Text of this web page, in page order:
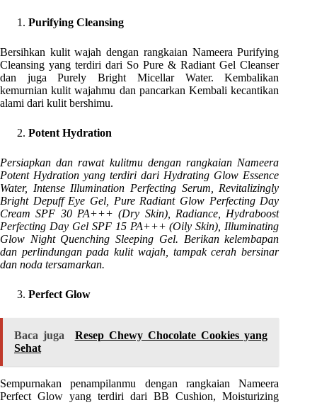
Purifying Cleansing
Bersihkan kulit wajah dengan rangkaian Nameera Purifying
Cleansing yang terdiri dari So Pure & Radiant Gel Cleanser
dan juga Purely Bright Micellar Water. Kembalikan
kemurnian kulit wajahmu dan pancarkan Kembali kecantikan
alami dari kulit bershimu.
Potent Hydration
Persiapkan dan rawat kulitmu dengan rangkaian Nameera
Potent Hydration yang terdiri dari Hydrating Glow Essence
Water, Intense Illumination Perfecting Serum, Revitalizingly
Bright Depuff Eye Gel, Pure Radiant Glow Perfecting Day
Cream SPF 30 PA+++ (Dry Skin), Radiance, Hydraboost
Perfecting Day Gel SPF 15 PA+++ (Oily Skin), Illuminating
Glow Night Quenching Sleeping Gel. Berikan kelembapan
dan perlindungan pada kulit wajah, tampak cerah bersinar
dan noda tersamarkan.
Perfect Glow
Baca juga
Resep Chewy Chocolate Cookies yang
Sehat
Sempurnakan penampilanmu dengan rangkaian Nameera
Perfect Glow yang terdiri dari BB Cushion, Moisturizing